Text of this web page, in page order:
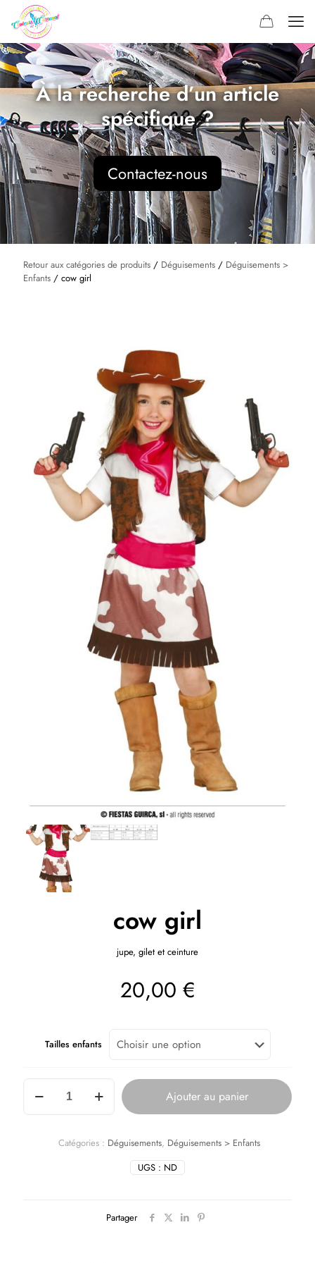
À la recherche d’un article
spécifique ?
Contactez-nous
Retour aux catégories de produits / Déguisements / Déguisements >
Enfants / cow girl
cow girl
jupe, gilet et ceinture
20,00 €
Tailles enfants
Ajouter au panier
UGS : ND
Catégories : Déguisements, Déguisements > Enfants
Partager